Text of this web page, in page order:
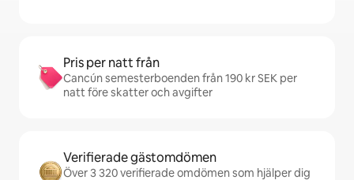
Pris per natt från
Cancún semesterboenden från 190 kr SEK per
natt före skatter och avgifter
Verifierade gästomdömen
Över 3 320 verifierade omdömen som hjälper dig